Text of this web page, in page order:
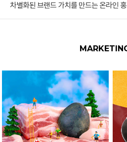
차별화된 브랜드 가치를 만드는 온라인